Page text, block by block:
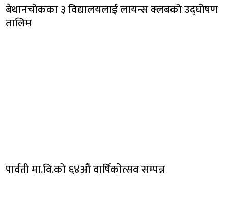
बेथानचोकका ३ विद्यालयलाई लायन्स क्लबको उद्घोषण
तालिम
पार्वती मा.वि.को ६४औं वार्षिकोत्सव सम्पन्न